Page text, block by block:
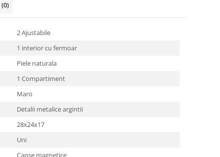
(0)
2 Ajustabile
1 interior cu fermoar
Piele naturala
1 Compartiment
Maro
Detalii metalice argintii
28x24x17
Uni
Capse magnetice